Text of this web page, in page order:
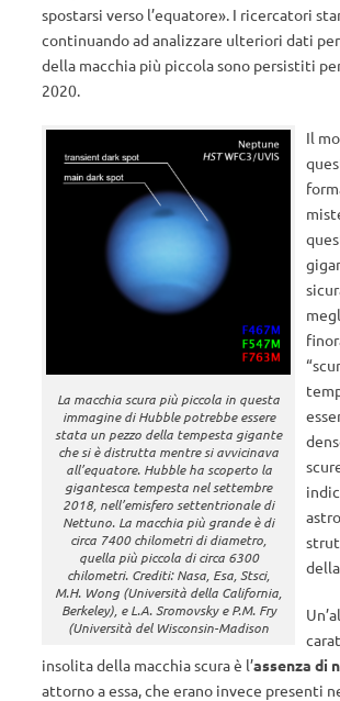
spostarsi verso l’equatore». I ricercatori
continuando ad analizzare ulteriori dati
della macchia più piccola sono persistiti
2020.
La macchia scura più piccola in questa
immagine di Hubble potrebbe essere
stata un pezzo della tempesta gigante
che si è distrutta mentre si avvicinava
all’equatore. Hubble ha scoperto la
gigantesca tempesta nel settembre
2018, nell’emisfero settentrionale di
Nettuno. La macchia più grande è di
circa 7400 chilometri di diametro,
quella più piccola di circa 6300
chilometri. Crediti: Nasa, Esa, Stsci,
M.H. Wong (Università della California,
Berkeley), e L.A. Sromovsky e P.M. Fry
(Università del Wisconsin-Madison
Il
insolita della macchia scura è l’assenza di
attorno a essa, che erano invece presenti